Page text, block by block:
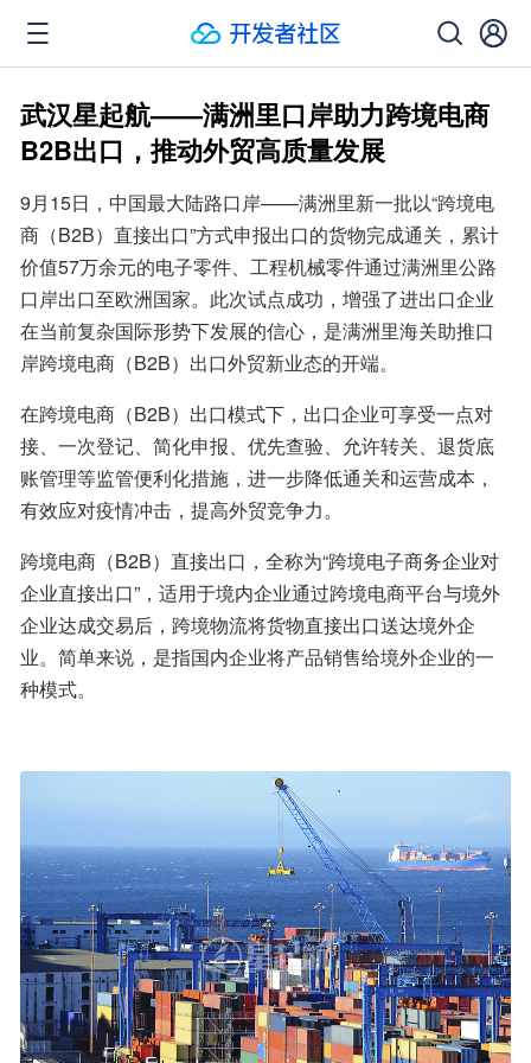
武汉星起航——满洲里口岸助力跨境电商
B2B出口，推动外贸高质量发展
9月15日，中国最大陆路口岸——满洲里新一批以“跨境电
商（B2B）直接出口”方式申报出口的货物完成通关，累计
价值57万余元的电子零件、工程机械零件通过满洲里公路
口岸出口至欧洲国家。此次试点成功，增强了进出口企业
在当前复杂国际形势下发展的信心，是满洲里海关助推口
岸跨境电商（B2B）出口外贸新业态的开端。
在跨境电商（B2B）出口模式下，出口企业可享受一点对
接、一次登记、简化申报、优先查验、允许转关、退货底
账管理等监管便利化措施，进一步降低通关和运营成本，
有效应对疫情冲击，提高外贸竞争力。
跨境电商（B2B）直接出口，全称为“跨境电子商务企业对
企业直接出口”，适用于境内企业通过跨境电商平台与境外
企业达成交易后，跨境物流将货物直接出口送达境外企
业。简单来说，是指国内企业将产品销售给境外企业的一
种模式。